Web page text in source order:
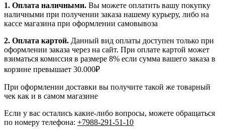
1. Оплата наличными. Вы можете оплатить вашу покупку
наличными при получении заказа нашему курьеру, либо на
кассе магазина при оформлении самовывоза
2. Оплата картой. Данный вид оплаты доступен только при
оформлении заказа через на сайт. При оплате картой может
взиматься комиссия в размере 8% если сумма вашего заказа в
корзине превышает 30.000₽
При оформлении доставки вы получите такой же товарный
чек как и в самом магазине
Если у вас остались какие-либо вопросы, можете обращаться
по номеру телефона: +7988-291-51-10